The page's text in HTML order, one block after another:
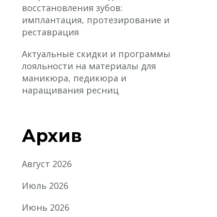
восстановления зубов:
имплантация, протезирование и
реставрация
Актуальные скидки и программы
лояльности на материалы для
маникюра, педикюра и
наращивания ресниц
Архив
Август 2026
Июль 2026
Июнь 2026